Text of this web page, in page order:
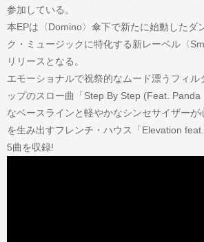
参加している。
本EPは〈Domino〉傘下で新たに始動したダ
ク・ミュージックに特化する新レーベル〈
リリースとなる。
エモーショナルで祝祭的なムード漂うフィル
ップのスロー曲「Step By Step (Feat.
なベースラインと軽やかなシンセサイザーが
を生み出すフレンチ・ハウス「Elevation
5曲を収録!